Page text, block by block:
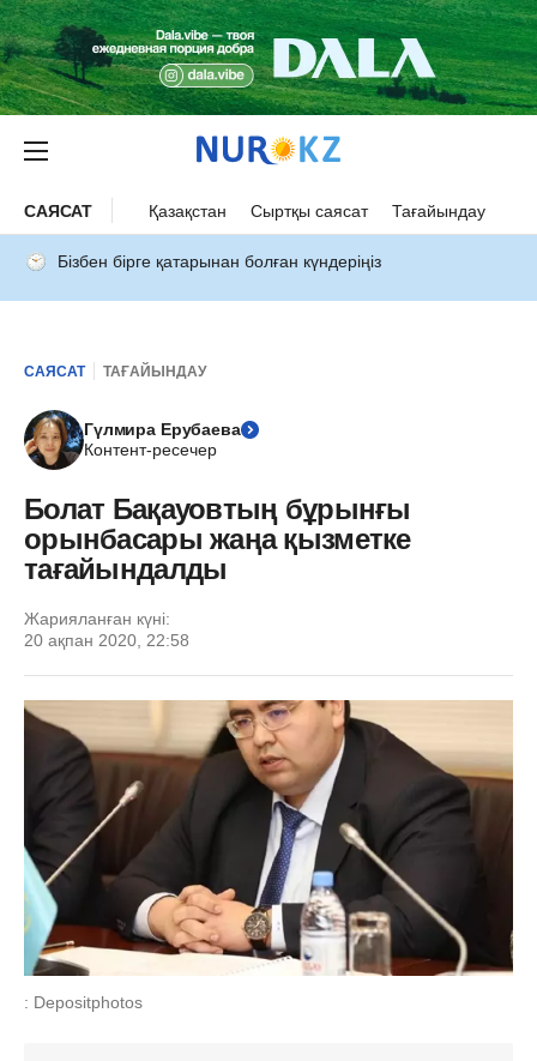
САЯСАТ Қазақстан Сыртқы саясат Тағайындау
Бізбен бірге қатарынан болған күндеріңіз
САЯСАТ ТАҒАЙЫНДАУ
Гүлмира Ерубаева
Контент-ресечер
Болат Бақауовтың бұрынғы
орынбасары жаңа қызметке
тағайындалды
Жарияланған күні:
20 ақпан 2020, 22:58
: Depositphotos